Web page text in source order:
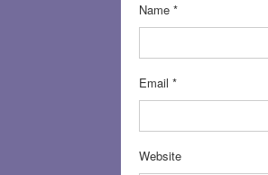
Name*
Email*
Website